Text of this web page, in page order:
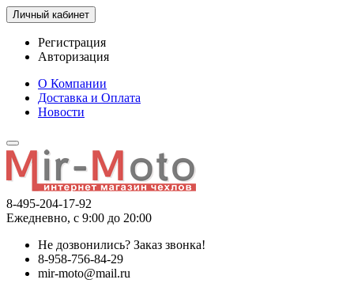
Личный кабинет
Регистрация
Авторизация
О Компании
Доставка и Оплата
Новости
8-495-204-17-92
Ежедневно, с 9:00 до 20:00
Не дозвонились? Заказ звонка!
8-958-756-84-29
mir-moto@mail.ru